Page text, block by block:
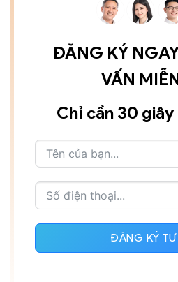
ĐĂNG KÝ
VẤN
Chỉ cần 30
ĐĂNG KÝ TƯ